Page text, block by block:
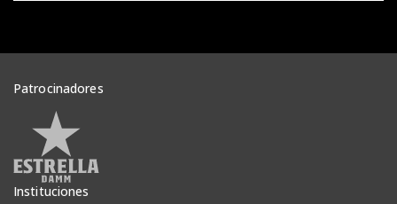
Patrocinadores
Instituciones